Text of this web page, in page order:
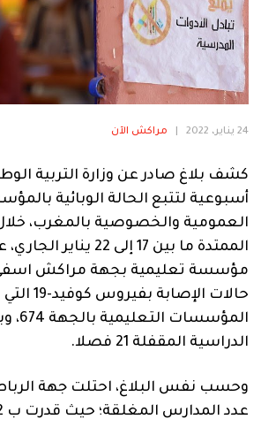
المرأة
فنية
منوعة
آراء 24 يناير، 2022 مراكش الآن
كشف بلاغ صادر عن وزارة التربية
أسبوعية لتتبع الحالة الوبائية
العمومية والخصوصية بالمغرب، خلال
مؤسسة تعليمية بجهة مراكش
حالات
الدراسية المقفلة 21 فصلا.
وحسب نفس البلاغ، احتلت جهة